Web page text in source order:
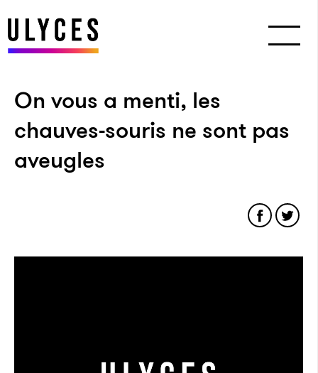
On vous a menti, les
chauves-souris ne sont pas
aveugles